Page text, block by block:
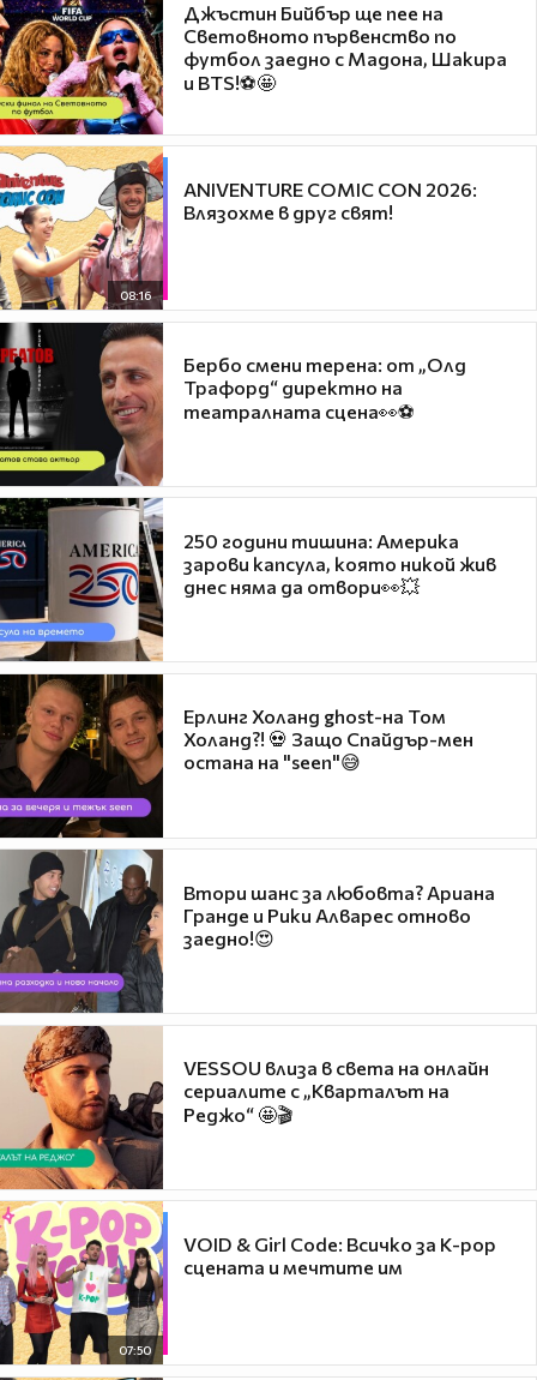
Джъстин Бийбър ще пее на
Световното първенство по
футбол заедно с Мадона, Шакира
и BTS!⚽🤩
08:16
ANIVENTURE COMIC CON 2026:
Влязохме в друг свят!
Бербо смени терена: от „Олд
Трафорд“ директно на
театралната сцена👀⚽
250 години тишина: Америка
зарови капсула, която никой жив
днес няма да отвори👀💥
Ерлинг Холанд ghost-на Том
Холанд?! 💀 Защо Спайдър-мен
остана на "seen"😅
Втори шанс за любовта? Ариана
Гранде и Рики Алварес отново
заедно!😍
VESSOU влиза в света на онлайн
сериалите с „Кварталът на
Реджо“ 🤩🎬
07:50
VOID & Girl Code: Всичко за K-pop
сцената и мечтите им